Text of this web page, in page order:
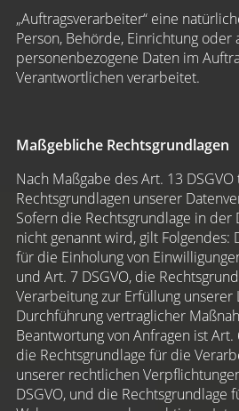
„Auftragsverarbeiter“ eine
Person, Behörde, Einrichtung oder
personenbezogene Daten im
Verantwortlichen verarbeitet.
Maßgebliche Rechtsgrundlagen
Nach Maßgabe des Art. 13
Rechtsgrundlagen unserer
Sofern die Rechtsgrundlage in der
nicht genannt wird, gilt Folgendes:
für die Einholung von
und Art. 7 DSGVO, die
Verarbeitung zur Erfüllung unserer
Durchführung vertraglicher
Beantwortung von Anfragen ist Art.
die Rechtsgrundlage für die
unserer rechtlichen
DSGVO, und die Rechtsgrundlage